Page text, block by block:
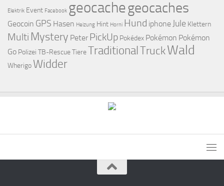
Elektrik Event Facebook geocachegeocaches
Geocoin GPS Hasen Heizung Hint Horni Hund iphone Jule Klettern
Multi Mystery Peter PickUp Pokédex Pokémon Pokémon
Go Polizei TB-RescueTiereTraditional TruckWald
Wherigo Widder